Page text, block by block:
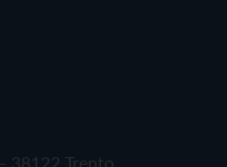
38122 Trento